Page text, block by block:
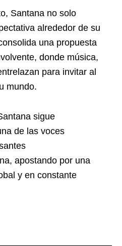
Santana no solo
alrededor de su
una propuesta
donde música,
para invitar al
mundo.
sigue
de las voces
apostando por una
y en constante